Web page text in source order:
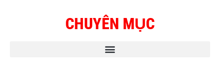
CHUYÊN MỤC